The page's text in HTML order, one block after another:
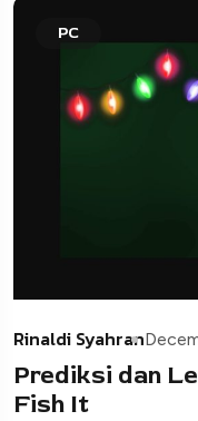
PC
Rinaldi Syahran
Prediksi dan
Fish It